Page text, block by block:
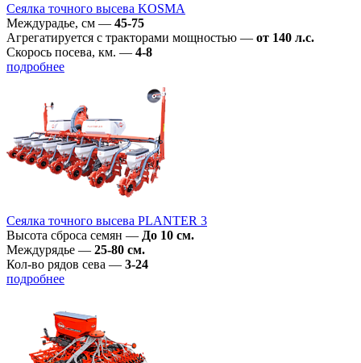
Сеялка точного высева KOSMA
Междурадье, см — 45-75
Агрегатируется с тракторами мощностью — от 140 л.с.
Скорось посева, км. — 4-8
подробнее
Сеялка точного высева PLANTER 3
Высота сброса семян — До 10 см.
Междурядье — 25-80 см.
Кол-во рядов сева — 3-24
подробнее